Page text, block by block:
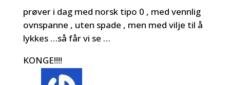
prøver i dag med norsk tipo 0 , med vennlig
ovnspanne , uten spade , men med vilje til å
lykkes …så får vi se …
KONGE!!!!